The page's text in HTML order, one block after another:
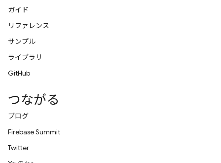
ガイド
リファレンス
サンプル
ライブラリ
GitHub
つながる
ブログ
Firebase Summit
Twitter